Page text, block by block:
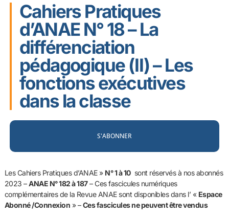
Cahiers Pratiques
d’ANAE N° 18 – La
différenciation
pédagogique (II) – Les
fonctions exécutives
dans la classe
S'ABONNER
Les Cahiers Pratiques d’ANAE » N° 1 à 10sont réservés à nos abonnés
2023 –ANAE N° 182 à 187–Ces fascicules numériques
complémentaires de la Revue ANAE sont disponibles dans l’ « Espace
Abonné /Connexion » –Ces fascicules ne peuvent être vendus